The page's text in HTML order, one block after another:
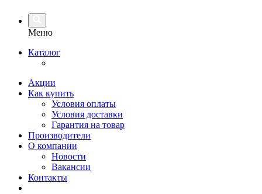
Меню
Каталог
Акции
Как купить
Условия оплаты
Условия доставки
Гарантия на товар
Производители
О компании
Новости
Вакансии
Контакты